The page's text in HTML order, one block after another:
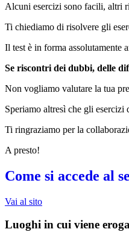
Alcuni esercizi sono facili, altri
Ti chiediamo di risolvere gli
Il test è in forma assolutamente
Se riscontri dei dubbi, delle
Non vogliamo valutare la tua
Speriamo altresì che gli esercizi
Ti ringraziamo per la
A presto!
Come si accede al
Vai al sito
Luoghi in cui viene